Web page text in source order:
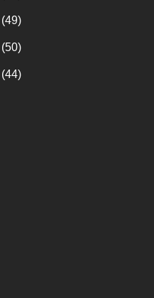
(49)
(50)
(44)